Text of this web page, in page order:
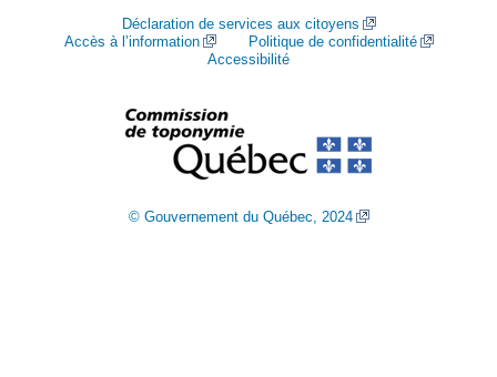
Déclaration de services aux citoyens
Accès à l’information
Politique de confidentialité
Accessibilité
© Gouvernement du Québec, 2024